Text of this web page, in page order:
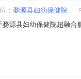
： 婺源县妇幼保健院
源县妇幼保健院超融
成交金额